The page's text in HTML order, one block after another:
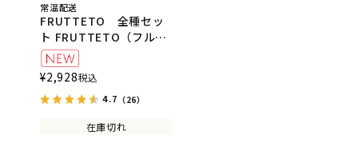
常温配送
FRUTTETO 全種セッ
ト FRUTTETO（フルッ
テート）
¥2,928税込
4.7 （26）
在庫切れ